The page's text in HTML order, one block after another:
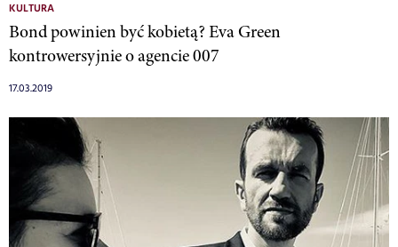
KULTURA
Bond powinien być kobietą? Eva Green
kontrowersyjnie o agencie 007
17.03.2019